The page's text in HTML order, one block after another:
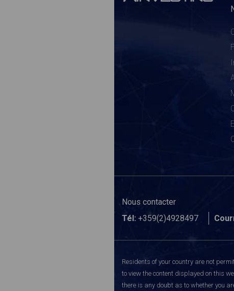
Nous contacter
Tél: +359(2)4928497
Residents of your country are not
to view the content displayed on this
there is any doubt as to whether you